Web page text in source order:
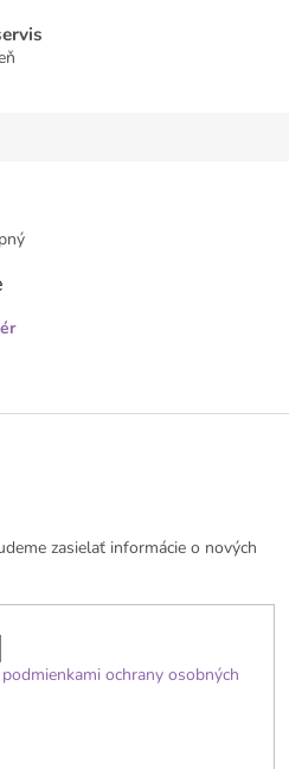
zasielať informácie o nových
podmienkami ochrany osobných